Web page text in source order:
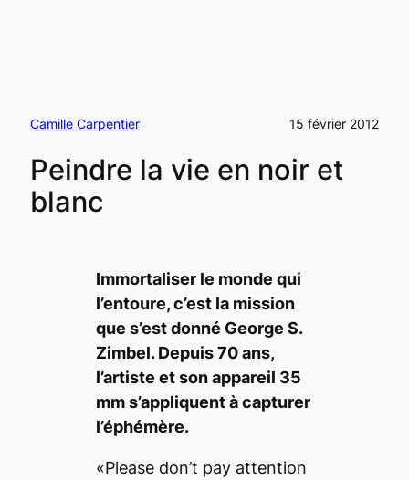
Camille Carpentier 15 février 2012
Peindre la vie en noir et
blanc
Immortaliser le monde qui
l’entoure, c’est la mission
que s’est donné George S.
Zimbel. Depuis 70 ans,
l’artiste et son appareil 35
mm s’appliquent à capturer
l’éphémère.
«Please don’t pay attention